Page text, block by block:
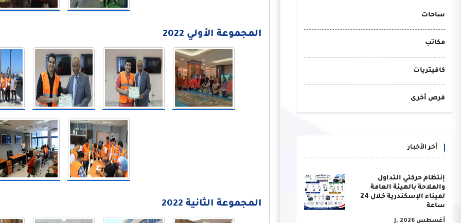
ساحات
مكاتب
كافيتريات
فرص أخرى
أخر الأخبار
إنتظام حركتي التداول
والملاحة بالهيئة العامة
لميناء الإسكندرية خلال 24
ساعة
أغسطس J, 2026
المجموعة الأولي 2022
المجموعة الثانية 2022